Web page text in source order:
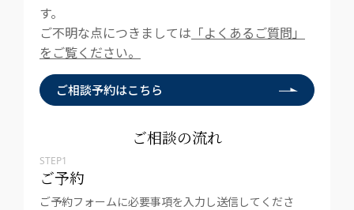
す。
ご不明な点につきましては 「よくあるご質問」
をご覧ください。
ご相談予約はこちら
ご相談の流れ
STEP1
ご予約
ご予約フォームに必要事項を入力し送信してくださ